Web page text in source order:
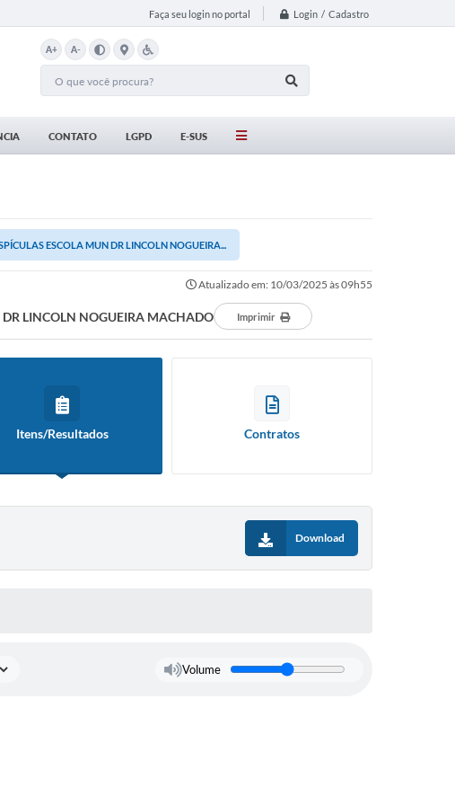
Faça seu login no portal Login / Cadastro
A+ A-
CONTATO LGPD E-SUS
ESCOLA MUN DR LINCOLN NOGUEIRA...
Atualizado em: 10/03/2025 às 09h55
DR LINCOLN NOGUEIRA MACHADO Imprimir
Itens/Resultados Contratos
Download
Volume